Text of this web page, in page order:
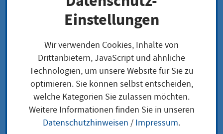
Lokale Anliegen
Eintragung von Einzelkaufleuten,
Personenhandelsgesellschaften und
Kapitalgesellschaften in das Handelsregister
Eintragung von
Einzelkaufleuten,
Einstellungen
Wir verwenden Cookies, Inhalte von
Drittanbietern, JavaScript und ähnliche
Technologien, um unsere Website für Sie zu
optimieren. Sie können selbst entscheiden,
welche Kategorien Sie zulassen möchten.
Weitere Informationen finden Sie in unseren
Datenschutzhinweisen / Impressum.